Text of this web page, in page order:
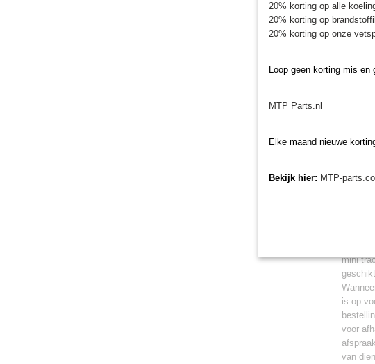
mini
is op
voor
van
20% korting op alle
20% korting op
20% korting op onze
Loop geen korting mis en
MTP Parts.nl
Elke maand nieuwe
Bekijk hier: MTP-